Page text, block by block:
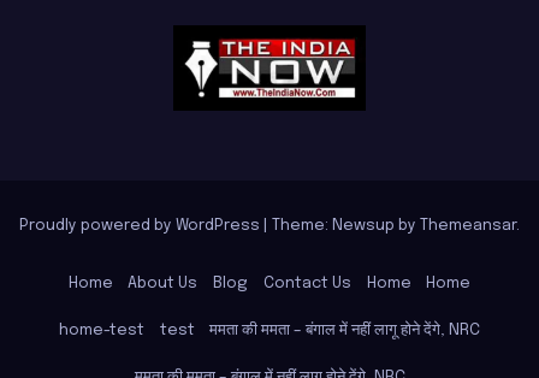
Proudly powered by WordPress Theme: Newsup by Themeansar.
Home About Us Blog Contact Us Home Home
home-test test ममता की ममता – बंगाल में नहीं लागू होने देंगे, NRC